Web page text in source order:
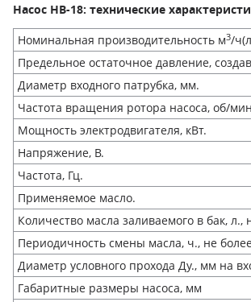
Насос НВ-18: технические
Номинальная производительность м3/
Предельное остаточное давление,
Диаметр входного патрубка, мм.
Частота вращения ротора насоса, об/мин
Мощность электродвигателя, кВт.
Напряжение, В.
Частота, Гц.
Применяемое масло.
Количество масла заливаемого в бак, л.,
Периодичность смены масла, ч., не
Диаметр условного прохода Ду., мм на
Габаритные размеры насоса, мм